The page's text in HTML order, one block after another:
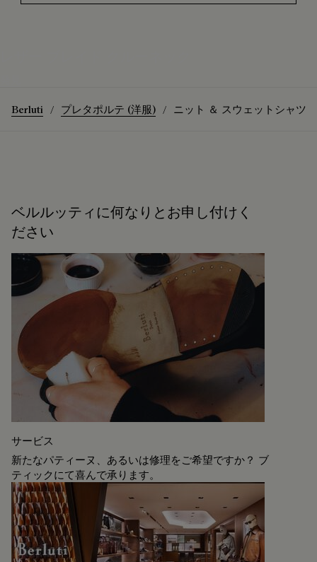
Berluti プレタポルテ (洋服) ニット ＆ スウェットシャツ
ベルルッティに何なりとお申し付けく
ださい
サービス
新たなパティーヌ、あるいは修理をご希望ですか？ ブ
ティックにて喜んで承ります。